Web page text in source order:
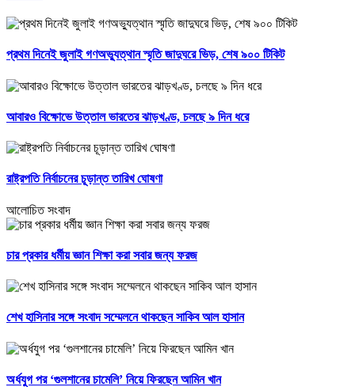
প্রথম দিনেই জুলাই গণঅভ্যুত্থান স্মৃতি জাদুঘরে ভিড়, শেষ ৯০০ টিকিট
আবারও বিক্ষোভে উত্তাল ভারতের ঝাড়খণ্ড, চলছে ৯ দিন ধরে
রাষ্ট্রপতি নির্বাচনের চূড়ান্ত তারিখ ঘোষণা
আলোচিত সংবাদ
চার প্রকার ধর্মীয় জ্ঞান শিক্ষা করা সবার জন্য ফরজ
শেখ হাসিনার সঙ্গে সংবাদ সম্মেলনে থাকছেন সাকিব আল হাসান
অর্ধযুগ পর ‘গুলশানের চামেলি’ নিয়ে ফিরছেন আমিন খান